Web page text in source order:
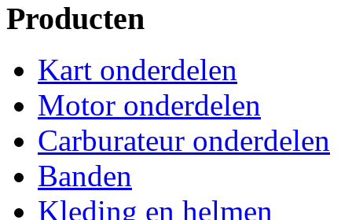
Producten
Kart onderdelen
Motor onderdelen
Carburateur onderdelen
Banden
Kleding en helmen